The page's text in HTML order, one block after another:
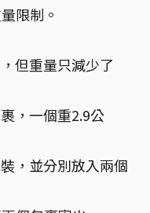
限制。
但重量只減少了
，一個重2.9公
，並分別放入兩個